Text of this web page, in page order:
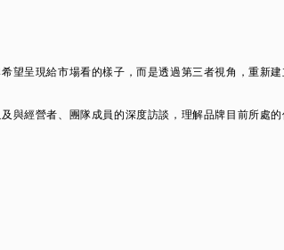
望呈現給市場看的樣子，而是透過第三者視角，重新
與經營者、團隊成員的深度訪談，理解品牌目前所處